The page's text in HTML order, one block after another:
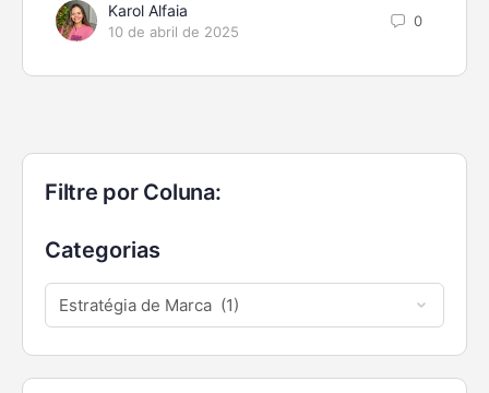
Karol Alfaia
10 de abril de 2025
0
Filtre por Coluna:
Categorias